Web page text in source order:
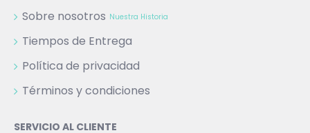
Sobre nosotros Nuestra Historia
Tiempos de Entrega
Política de privacidad
Términos y condiciones
SERVICIO AL CLIENTE